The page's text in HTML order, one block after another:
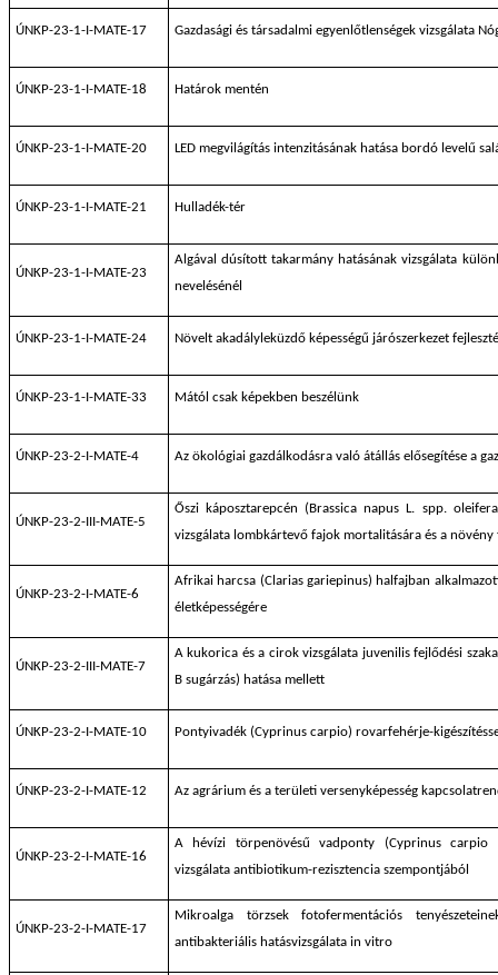
ÚNKP-23-1-I-MATE-17 Gazdasági és társadalmi egyenlőtlenségek vizsgálata
ÚNKP-23-1-I-MATE-18 Határok mentén
ÚNKP-23-1-I-MATE-20 LED megvilágítás intenzitásának hatása bordó levelű
ÚNKP-23-1-I-MATE-21 Hulladék-tér
ÚNKP-23-1-I-MATE-23
Algával dúsított takarmány hatásának vizsgálata
nevelésénél
ÚNKP-23-1-I-MATE-24 Növelt akadályleküzdő képességű járószerkezet
ÚNKP-23-1-I-MATE-33 Mától csak képekben beszélünk
ÚNKP-23-2-I-MATE-4 Az ökológiai gazdálkodásra való átállás elősegítése a
ÚNKP-23-2-III-MATE-5
Őszi káposztarepcén (Brassica napus L. spp.
vizsgálata lombkártevő fajok mortalitására és a
ÚNKP-23-2-I-MATE-6
Afrikai harcsa (Clarias gariepinus) halfajban
életképességére
ÚNKP-23-2-III-MATE-7
A kukorica és a cirok vizsgálata juvenilis fejlődési
B sugárzás) hatása mellett
ÚNKP-23-2-I-MATE-10 Pontyivadék (Cyprinus carpio) rovarfehérje-
ÚNKP-23-2-I-MATE-12 Az agrárium és a területi versenyképesség
ÚNKP-23-2-I-MATE-16
A hévízi törpenövésű vadponty (Cyprinus carpio
vizsgálata antibiotikum-rezisztencia szempontjából
ÚNKP-23-2-I-MATE-17
Mikroalga törzsek fotofermentációs
antibakteriális hatásvizsgálata in vitro